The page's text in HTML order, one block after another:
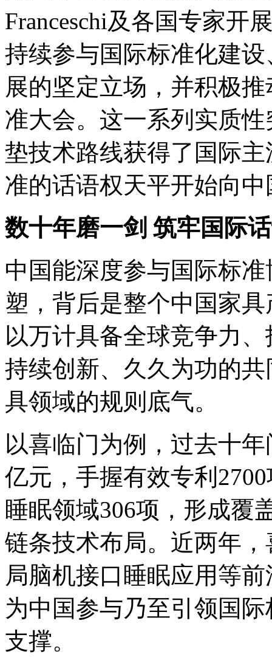
Franceschi及各国专家开
持续参与国际标准化建
展的坚定立场，并积极
准大会。这一系列实质
垫技术路线获得了国际
准的话语权天平开始向
数十年磨一剑 筑牢国际
中国能深度参与国际标
塑，背后是整个中国家
以万计具备全球竞争力
持续创新、久久为功的
具领域的规则底气。
以喜临门为例，过去十
亿元，手握有效专利
睡眠领域306项，形成覆
链条技术布局。近两年
局脑机接口睡眠应用等
为中国参与乃至引领国
支撑。